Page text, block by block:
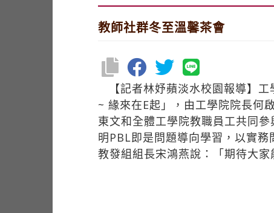
教師社群冬至溫馨茶會
【記者林妤蘋淡水校園報導】
~ 緣來在E起」，由工學院院長何
東文和全體工學院教職員工共同
明PBL即是問題導向學習，以實
教發組組長宋鴻燕說：「期待大家